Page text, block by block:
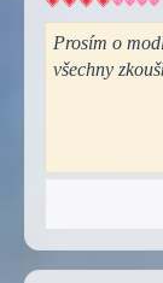
Prosím o
všechny